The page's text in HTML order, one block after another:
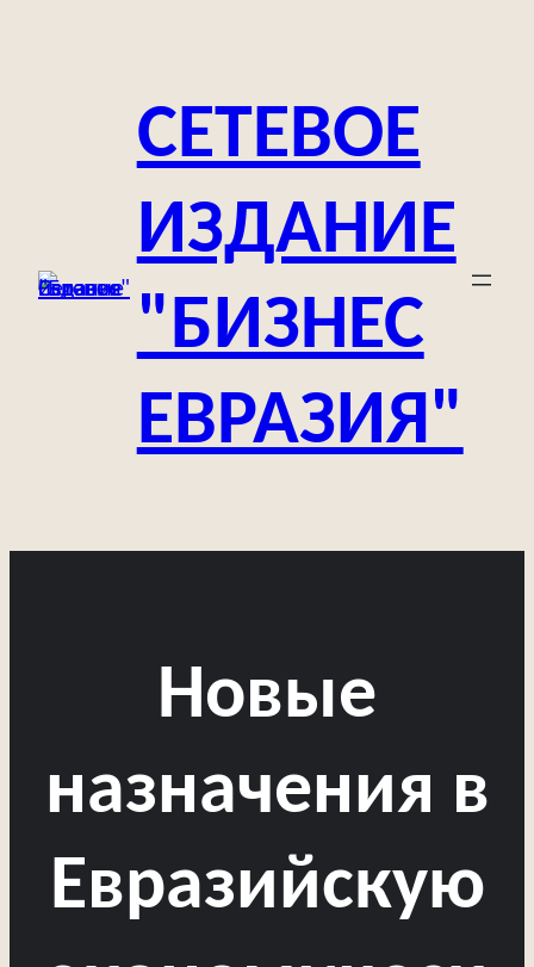
содержимомуСЕТЕВОЕ
ИЗДАНИЕ
"БИЗНЕС
ЕВРАЗИЯ"
Новые
назначения в
Евразийскую